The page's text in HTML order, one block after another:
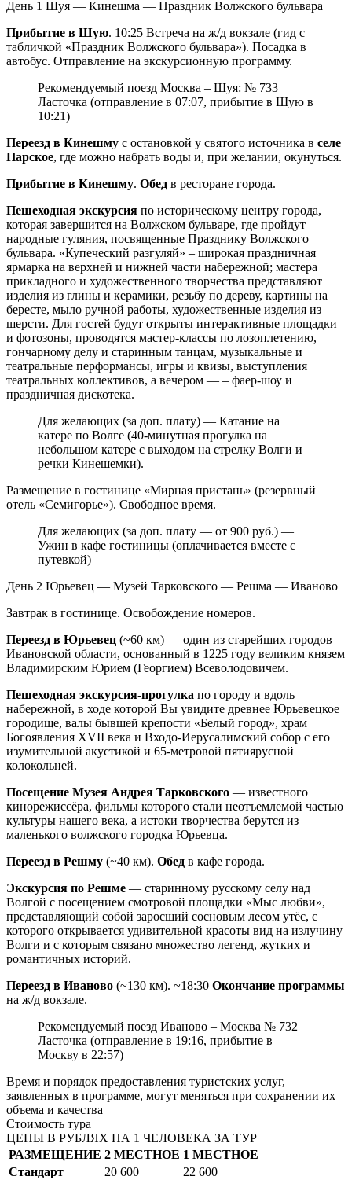
День 1 Шуя — Кинешма — Праздник Волжского бульвара
Прибытие в Шую. 10:25 Встреча на ж/д вокзале (гид с
табличкой «Праздник Волжского бульвара»). Посадка в
автобус. Отправление на экскурсионную программу.
Рекомендуемый поезд Москва – Шуя: № 733
Ласточка (отправление в 07:07, прибытие в Шую в
10:21)
Переезд в Кинешму с остановкой у святого источника в селе
Парское, где можно набрать воды и, при желании, окунуться.
Прибытие в Кинешму. Обед в ресторане города.
Пешеходная экскурсия по историческому центру города,
которая завершится на Волжском бульваре, где пройдут
народные гуляния, посвященные Празднику Волжского
бульвара. «Купеческий разгуляй» – широкая праздничная
ярмарка на верхней и нижней части набережной; мастера
прикладного и художественного творчества представляют
изделия из глины и керамики, резьбу по дереву, картины на
бересте, мыло ручной работы, художественные изделия из
шерсти. Для гостей будут открыты интерактивные площадки
и фотозоны, проводятся мастер-классы по лозоплетению,
гончарному делу и старинным танцам, музыкальные и
театральные перформансы, игры и квизы, выступления
театральных коллективов, а вечером — – фаер-шоу и
праздничная дискотека.
Для желающих (за доп. плату) — Катание на
катере по Волге (40-минутная прогулка на
небольшом катере с выходом на стрелку Волги и
речки Кинешемки).
Размещение в гостинице «Мирная пристань» (резервный
отель «Семигорье»). Свободное время.
Для желающих (за доп. плату — от 900 руб.) —
Ужин в кафе гостиницы (оплачивается вместе с
путевкой)
День 2 Юрьевец — Музей Тарковского — Решма — Иваново
Завтрак в гостинице. Освобождение номеров.
Переезд в Юрьевец (~60 км) — один из старейших городов
Ивановской области, основанный в 1225 году великим князем
Владимирским Юрием (Георгием) Всеволодовичем.
Пешеходная экскурсия-прогулка по городу и вдоль
набережной, в ходе которой Вы увидите древнее Юрьевецкое
городище, валы бывшей крепости «Белый город», храм
Богоявления XVII века и Входо-Иерусалимский собор с его
изумительной акустикой и 65-метровой пятиярусной
колокольней.
Посещение Музея Андрея Тарковского — известного
кинорежиссёра, фильмы которого стали неотъемлемой частью
культуры нашего века, а истоки творчества берутся из
маленького волжского городка Юрьевца.
Переезд в Решму (~40 км). Обед в кафе города.
Экскурсия по Решме — старинному русскому селу над
Волгой с посещением смотровой площадки «Мыс любви»,
представляющий собой заросший сосновым лесом утёс, с
которого открывается удивительной красоты вид на излучину
Волги и с которым связано множество легенд, жутких и
романтичных историй.
Переезд в Иваново (~130 км). ~18:30 Окончание программы
на ж/д вокзале.
Рекомендуемый поезд Иваново – Москва № 732
Ласточка (отправление в 19:16, прибытие в
Москву в 22:57)
Время и порядок предоставления туристских услуг,
заявленных в программе, могут меняться при сохранении их
объема и качества
Стоимость тура
ЦЕНЫ В РУБЛЯХ НА 1 ЧЕЛОВЕКА ЗА ТУР
РАЗМЕЩЕНИЕ 2 МЕСТНОЕ 1 МЕСТНОЕ
Стандарт
20 600
22 600